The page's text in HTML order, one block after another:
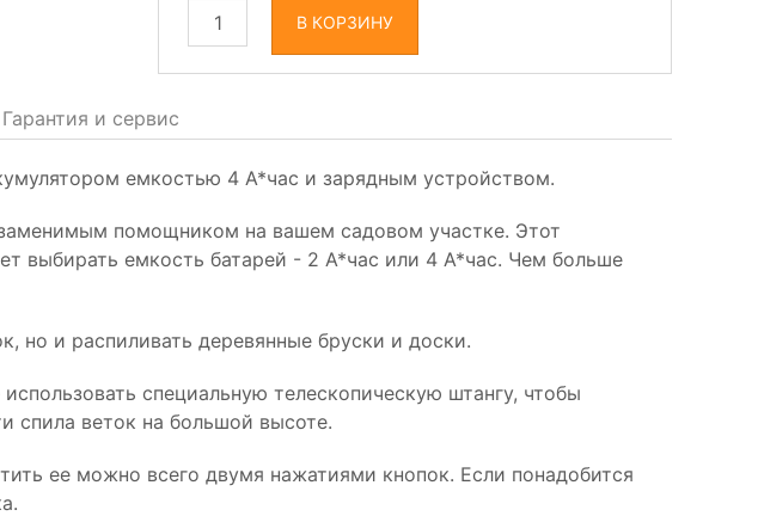
В КОРЗИНУ
Гарантия и сервис
емкостью 4 А*час и зарядным устройством.
помощником на вашем садовом участке. Этот
выбирать емкость батарей - 2 А*час или 4 А*час. Чем больше
но и распиливать деревянные бруски и доски.
специальную телескопическую штангу, чтобы
спила веток на большой высоте.
ее можно всего двумя нажатиями кнопок. Если понадобится